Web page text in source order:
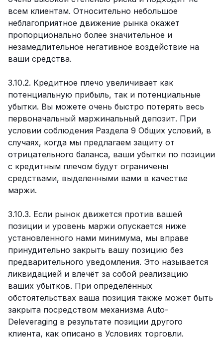
всем клиентам. Относительно небольшое
неблагоприятное движение рынка окажет
пропорционально более значительное и
незамедлительное негативное воздействие на
ваши средства.
3.10.2. Кредитное плечо увеличивает как
потенциальную прибыль, так и потенциальные
убытки. Вы можете очень быстро потерять весь
первоначальный маржинальный депозит. При
условии соблюдения Раздела 9 Общих условий, в
случаях, когда мы предлагаем защиту от
отрицательного баланса, ваши убытки по позиции
с кредитным плечом будут ограничены
средствами, выделенными вами в качестве
маржи.
3.10.3. Если рынок движется против вашей
позиции и уровень маржи опускается ниже
установленного нами минимума, мы вправе
принудительно закрыть вашу позицию без
предварительного уведомления. Это называется
ликвидацией и влечёт за собой реализацию
ваших убытков. При определённых
обстоятельствах ваша позиция также может быть
закрыта посредством механизма Auto-
Deleveraging в результате позиции другого
клиента, как описано в Условиях торговли.